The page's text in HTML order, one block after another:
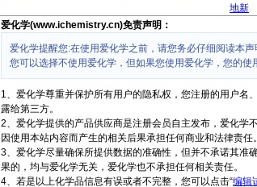
地新
爱化学(www.ichemistry.cn)免责声明：
爱化学提醒您:在使用爱化学之前，请您务必仔细阅读本声
您可以选择不使用爱化学，但如果您使用爱化学，您的使
1、爱化学尊重并保护所有用户的隐私权，您注册的用户名
露给第三方。
2、爱化学提供的产品供应商是注册会员自主发布，爱化学
因使用本站内容而产生的相关后果承担任何商业和法律责任。
3、爱化学尽量确保所提供数据的准确性，但并不承诺其准
果的，均与爱化学无关，爱化学也不承担任何相关责任。
4、若是以上化学品信息有误或者不完整，您可以点击“编辑